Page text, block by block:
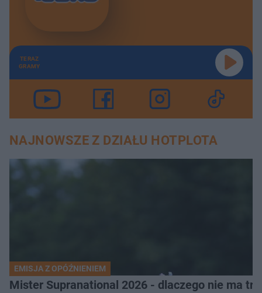
TERAZ
GRAMY
NAJNOWSZE Z DZIAŁU HOTPLOTA
EMISJA Z OPÓŹNIENIEM
Mister Supranational 2026 - dlaczego nie ma